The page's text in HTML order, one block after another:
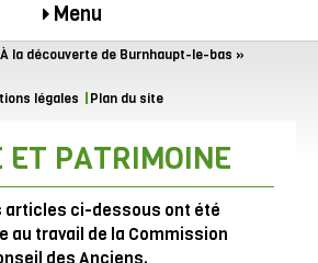
Menu
À la découverte de Burnhaupt-le-bas »
légales
Plan du site
ET PATRIMOINE
articles ci-dessous ont été
au travail de la Commission
des Anciens.